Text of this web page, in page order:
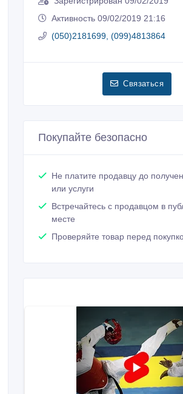
Активность 09/02/2019 21:16
(050)2181699, (099)4813864
Связаться
Покупайте безопасно
Не платите продавцу до
или услуги
Встречайтесь с продавцом в
месте
Проверяйте товар перед